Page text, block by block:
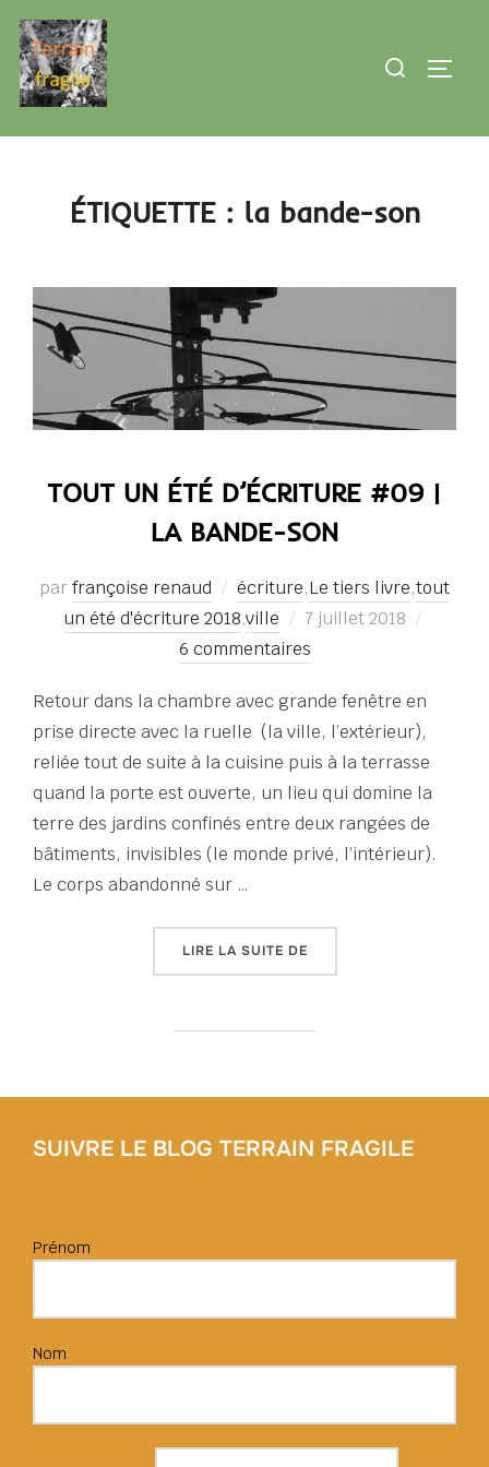
contenu
Rechercher :
ÉTIQUETTE : la bande-son
TOUT UN ÉTÉ D’ÉCRITURE #09 |
LA BANDE-SON
parfrançoise renaud écriture,Le tiers livre,tout
un été d'écriture 2018,ville
Publié
le
7 juillet 2018
6 commentaires
Retour dans la chambre avec grande fenêtre en
prise directe avec la ruelle (la ville, l’extérieur),
reliée tout de suite à la cuisine puis à la terrasse
quand la porte est ouverte, un lieu qui domine la
terre des jardins confinés entre deux rangées de
bâtiments, invisibles (le monde privé, l’intérieur).
Le corps abandonné sur …
LIRE LA SUITE DE« TOUT UN ÉTÉ
SUIVRE LE BLOG TERRAIN FRAGILE
Prénom
Nom